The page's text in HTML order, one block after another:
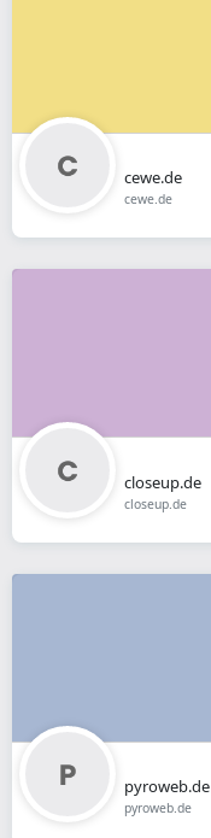
cewe.de
cewe.de
closeup.de
closeup.de
pyroweb.de
pyroweb.de